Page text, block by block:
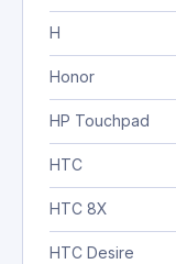
H
Honor
HP Touchpad
HTC
HTC 8X
HTC Desire